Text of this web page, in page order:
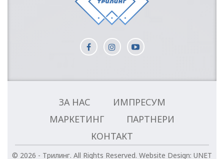
ЗА НАС
ИМПРЕСУМ
МАРКЕТИНГ
ПАРТНЕРИ
КОНТАКТ
© 2026 - Трилинг. All Rights Reserved. Website Design: UNET